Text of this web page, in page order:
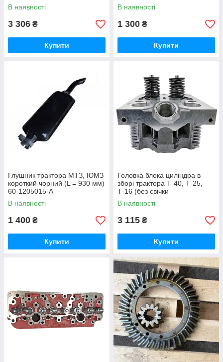
В наявності
3 306 ₴
Купити
В наявності
1 300 ₴
Купити
Глушник трактора МТЗ, ЮМЗ
короткий чорний (L = 930 мм)
60-1205015-А
В наявності
1 400 ₴
Купити
Головка блока циліндра в
зборі трактора Т-40, Т-25,
Т-16 (без свічки
накала) Д-37М-1003008-Б5
В наявності
3 115 ₴
Купити